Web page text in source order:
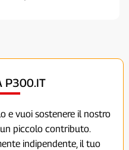
P300.IT
e vuoi sostenere il nostro
piccolo contributo.
indipendente, il tuo